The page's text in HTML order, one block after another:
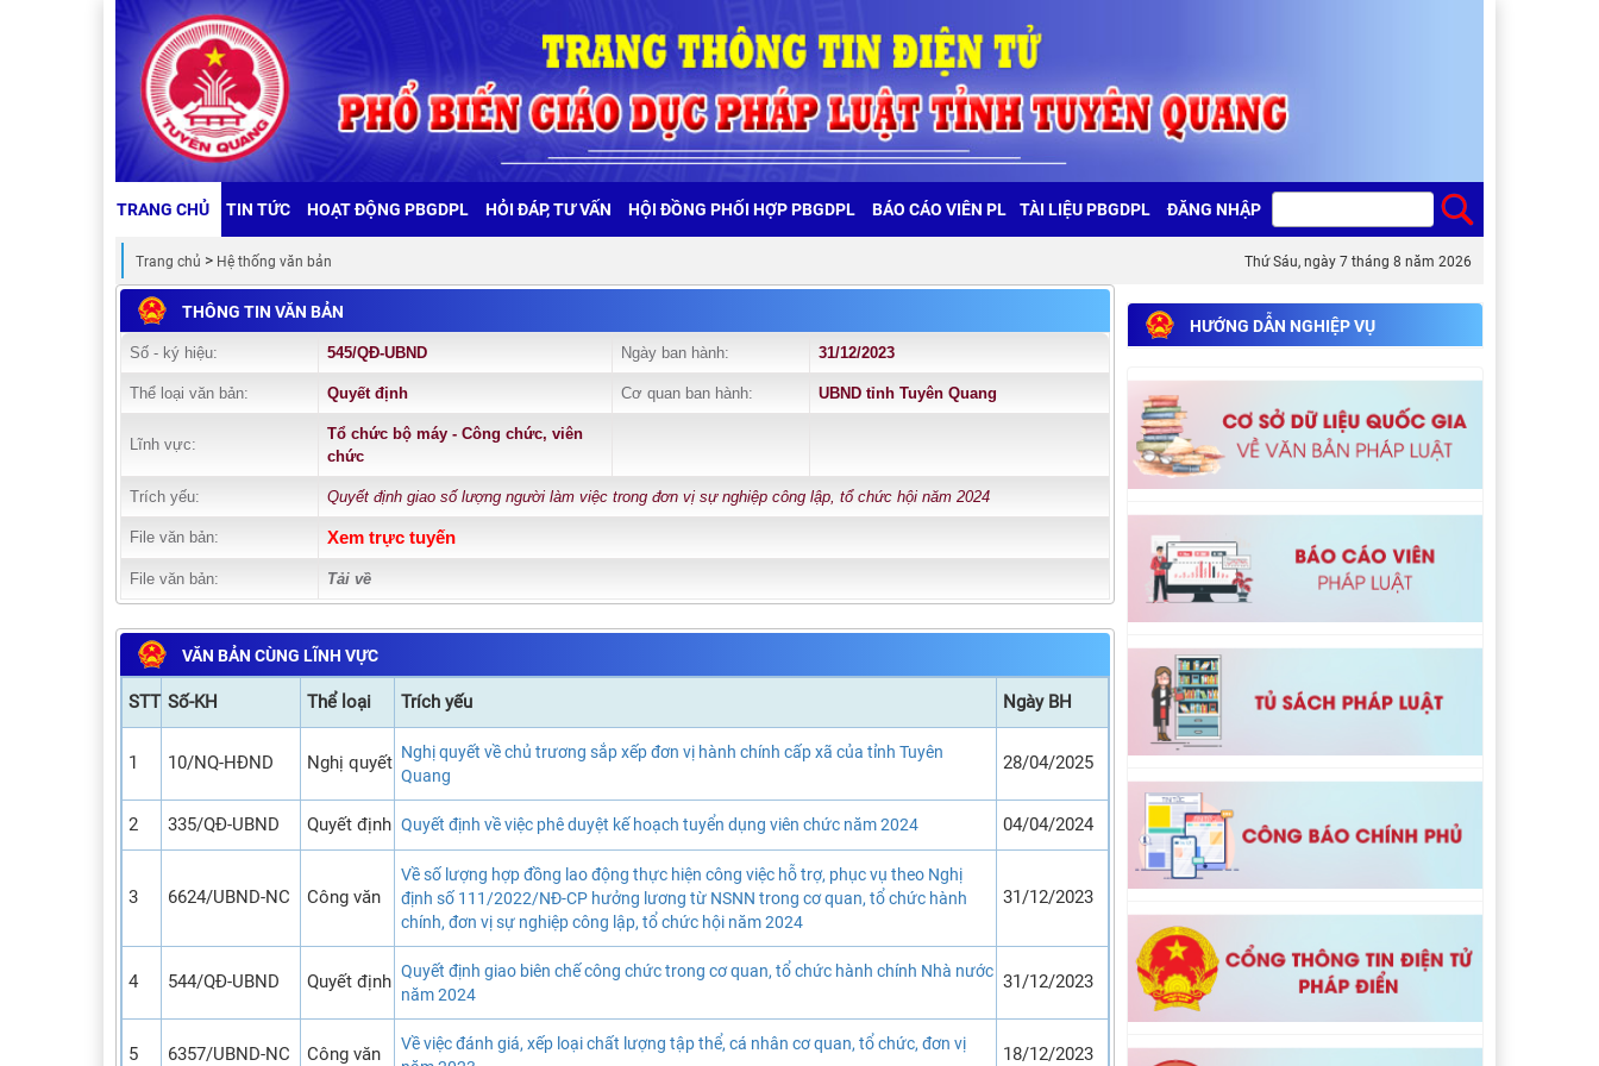
TRANG CHỦ TIN TỨC HOẠT ĐỘNG PBGDPL HỎI ĐÁP, TƯ VẤN HỘI ĐỒNG PHỐI HỢP PBGDPL BÁO CÁO VIÊN PL TÀI LIỆU PBGDPL ĐĂNG NHẬP
Trang chủ Hệ thống văn bản Thứ Sáu, ngày 7 tháng 8 năm 2026
THÔNG TIN VĂN BẢN
Số - ký hiệu: 545/QĐ-UBND Ngày ban hành: 31/12/2023
Thể loại văn bản: Quyết định Cơ quan ban hành: UBND tỉnh Tuyên Quang
Lĩnh vực:
Tổ chức bộ máy - Công chức, viên
chức
Trích yếu: Quyết định giao số lượng người làm việc trong đơn vị sự nghiệp công lập, tổ chức hội năm 2024
File văn bản: Xem trực tuyến
File văn bản: Tải về
VĂN BẢN CÙNG LĨNH VỰC
STT Số-KH Thể loại Trích yếu Ngày BH
1 10/NQ-HĐND Nghị quyết Nghị quyết về chủ trương sắp xếp đơn vị hành chính cấp xã của tỉnh Tuyên
Quang
28/04/2025
2 335/QĐ-UBND Quyết định Quyết định về việc phê duyệt kế hoạch tuyển dụng viên chức năm 2024 04/04/2024
3 6624/UBND-NC Công văn
Về số lượng hợp đồng lao động thực hiện công việc hỗ trợ, phục vụ theo Nghị
định số 111/2022/NĐ-CP hưởng lương từ NSNN trong cơ quan, tổ chức hành
chính, đơn vị sự nghiệp công lập, tổ chức hội năm 2024
31/12/2023
4 544/QĐ-UBND Quyết định Quyết định giao biên chế công chức trong cơ quan, tổ chức hành chính Nhà nước
năm 2024
31/12/2023
5 6357/UBND-NC Công văn
Về việc đánh giá, xếp loại chất lượng tập thể, cá nhân cơ quan, tổ chức, đơn vị
18/12/2023
HƯỚNG DẪN NGHIỆP VỤ